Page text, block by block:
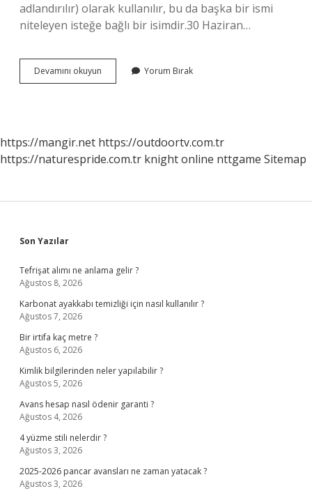
adlandırılır) olarak kullanılır, bu da başka bir ismi
niteleyen isteğe bağlı bir isimdir.30 Haziran…
Devamını okuyun Uyumak
Isim
Yorum Bırak
https://mangir.net https://outdoortv.com.tr
https://naturespride.com.tr knight online nttgame Sitemap
Sidebar
Son Yazılar
Tefrişat alımı ne anlama gelir ?
Ağustos 8, 2026
Karbonat ayakkabı temizliği için nasıl kullanılır ?
Ağustos 7, 2026
Bir irtifa kaç metre ?
Ağustos 6, 2026
Kimlik bilgilerinden neler yapılabilir ?
Ağustos 5, 2026
Avans hesap nasıl ödenir garanti ?
Ağustos 4, 2026
4 yüzme stili nelerdir ?
Ağustos 3, 2026
2025-2026 pancar avansları ne zaman yatacak ?
Ağustos 3, 2026